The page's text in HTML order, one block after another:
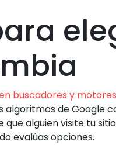
buscadores y
de Google
alguien visite tu
evalúas opciones.